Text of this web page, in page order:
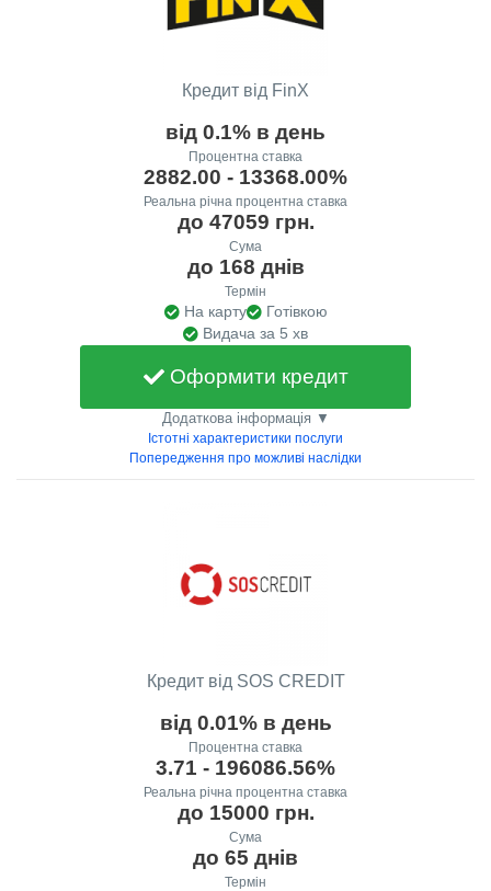
Кредит від FinX
від 0.1% в день
Процентна ставка
2882.00 - 13368.00%
Реальна річна процентна ставка
до 47059 грн.
Сума
до 168 днів
Термін
На карту
Готівкою
Видача за 5 хв
Оформити кредит
Додаткова інформація ▼
Істотні характеристики послуги
Попередження про можливі наслідки
Кредит від SOS CREDIT
від 0.01% в день
Процентна ставка
3.71 - 196086.56%
Реальна річна процентна ставка
до 15000 грн.
Сума
до 65 днів
Термін